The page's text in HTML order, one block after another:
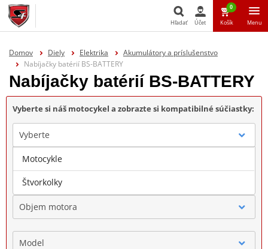
Hľadať Účet
0
Košík Menu
Domov Diely Elektrika
Akumulátory a príslušenstvo
Nabíjačky batérií BS-BATTERY
Nabíjačky batérií BS-BATTERY
Vyberte si náš motocykel a zobrazte si kompatibilné súčiastky:
Vyberte
Značka
Objem motora
Model
Motocykle
Štvorkolky